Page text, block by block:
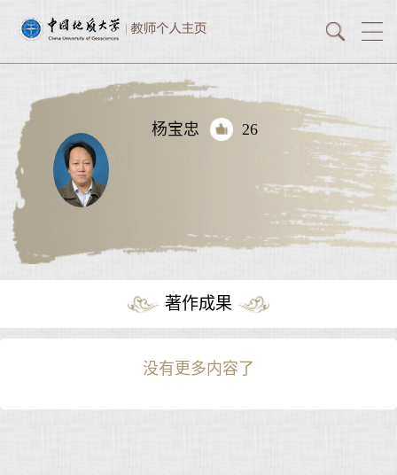
杨宝忠 26
著作成果
没有更多内容了